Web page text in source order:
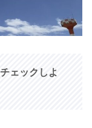
ェックしよ